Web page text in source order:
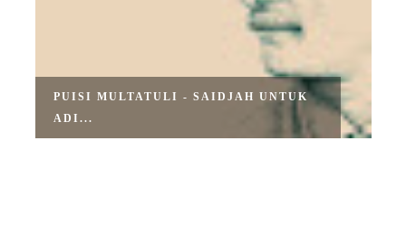
PUISI MULTATULI - SAIDJAH UNTUK
ADI...